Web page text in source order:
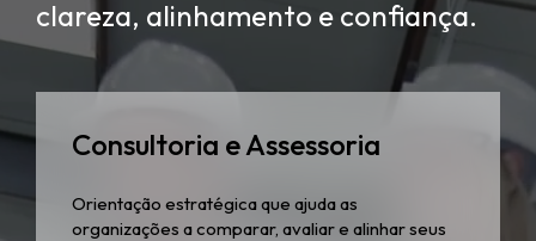
clareza, alinhamento e confiança.
Consultoria e Assessoria
Orientação estratégica que ajuda as
organizações a comparar, avaliar e alinhar seus